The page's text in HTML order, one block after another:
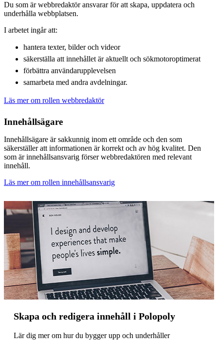
Du som är webbredaktör ansvarar för att skapa, uppdatera och
underhålla webbplatsen.
I arbetet ingår att:
hantera texter, bilder och videor
säkerställa att innehållet är aktuellt och sökmotoroptimerat
förbättra användarupplevelsen
samarbeta med andra avdelningar.
Läs mer om rollen webbredaktör
Innehållsägare
Innehållsägare är sakkunnig inom ett område och den som
säkerställer att informationen är korrekt och av hög kvalitet. Den
som är innehållsansvarig förser webbredaktören med relevant
innehåll.
Läs mer om rollen innehållsansvarig
Skapa och redigera innehåll i Polopoly
Lär dig mer om hur du bygger upp och underhåller